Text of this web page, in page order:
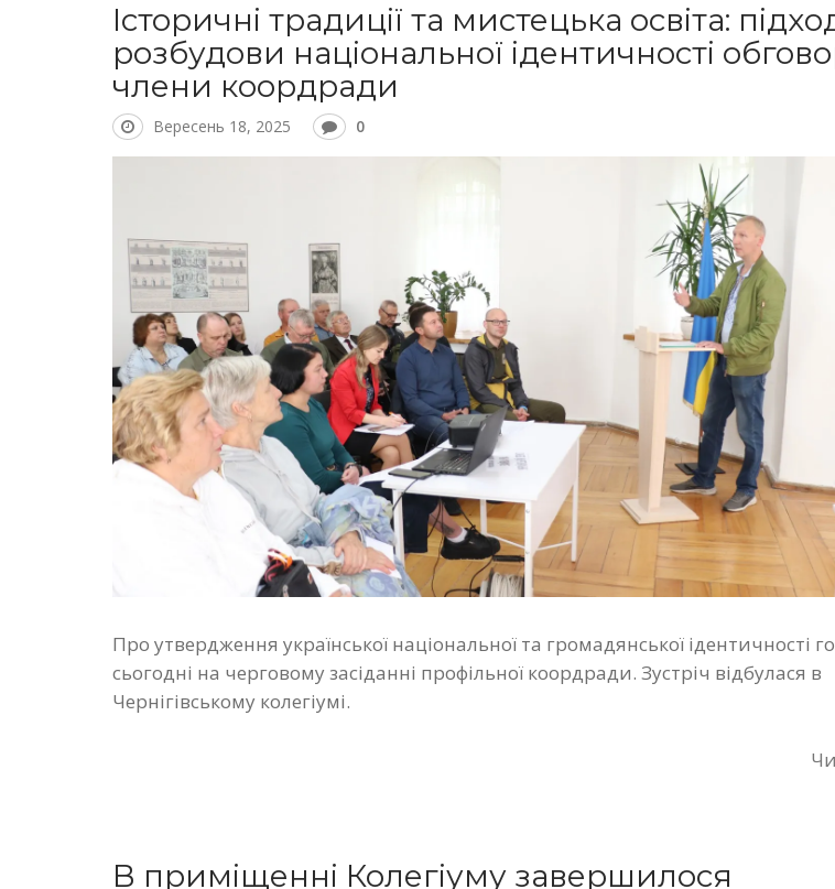
Історичні традиції та мистецька освіта:
розбудови національної ідентичності
члени коордради
Вересень 18, 2025 0
Про утвердження української національної та громадянської ідентичності
сьогодні на черговому засіданні профільної коордради. Зустріч відбулася в
Чернігівському колегіумі.
В приміщенні Колегіуму завершилося